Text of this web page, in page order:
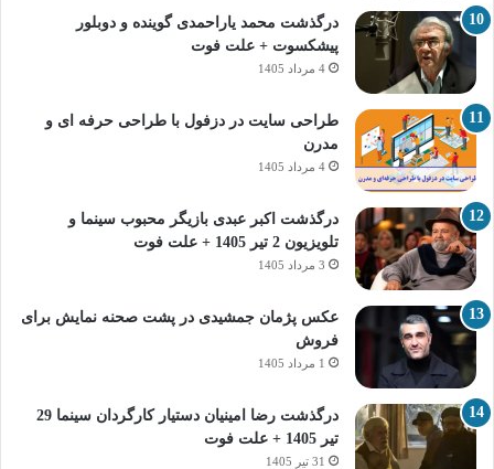
درگذشت محمد یاراحمدی گوینده و دوبلور
پیشکسوت + علت فوت
4 مرداد 1405
طراحی سایت در دزفول با طراحی حرفه‌ ای و
مدرن
4 مرداد 1405
درگذشت اکبر عبدی بازیگر محبوب سینما و
تلویزیون 2 تیر 1405 + علت فوت
3 مرداد 1405
عکس پژمان جمشیدی در پشت صحنه نمایش برای
فروش
1 مرداد 1405
درگذشت رضا امینیان دستیار کارگردان سینما 29
تیر 1405 + علت فوت
31 تیر 1405